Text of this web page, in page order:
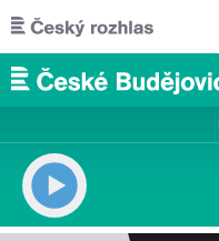
Přejít k hlavnímu obsahu